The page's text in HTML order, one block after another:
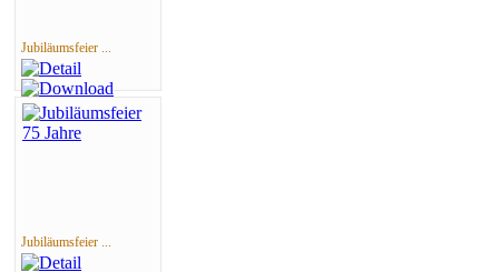
Jubiläumsfeier ...
Jubiläumsfeier ...